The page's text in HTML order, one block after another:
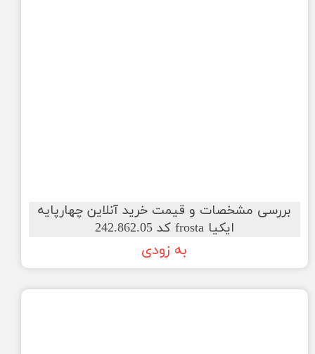
بررسی مشخصات و قیمت خرید آنلاین چهارپایه
ایکیا frosta کد 242.862.05
به زودی